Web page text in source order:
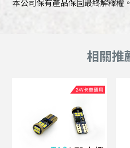
本公司保有產品保固最終解釋權。